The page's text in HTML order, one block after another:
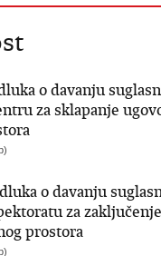
o davanju
za sklapanje
o davanju
za
prostora